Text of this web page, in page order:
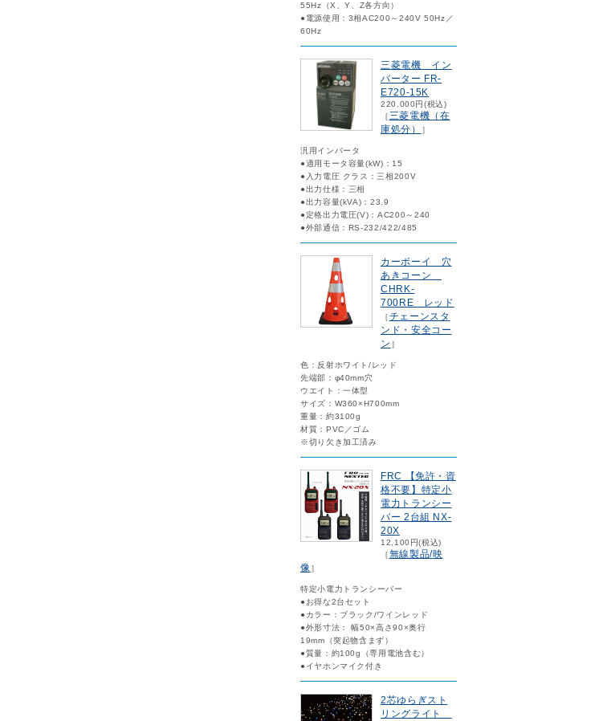
55Hz（X、Y、Z各方向）
●電源使用：3相AC200～240V 50Hz／
60Hz
三菱電機 イン
バーター FR-
E720-15K
220,000円(税込)
［三菱電機（在
庫処分）
］
汎用インバータ
●適用モータ容量(kW)：15
●入力電圧 クラス：三相200V
●出力仕様：三相
●出力容量(kVA)：23.9
●定格出力電圧(V)：AC200～240
●外部通信：RS-232/422/485
カーボーイ 穴
あきコーン
CHRK-
700RE レッド
［チェーンスタ
ンド・安全コー
ン ］
色：反射ホワイト/レッド
先端部：φ40mm穴
ウエイト：一体型
サイズ：W360×H700mm
重量：約3100g
材質：PVC／ゴム
※切り欠き加工済み
FRC 【免許・資
格不要】特定小
電力トランシー
バー 2台組 NX-
20X
12,100円(税込)
［無線製品/映
像］
特定小電力トランシーバー
●お得な2台セット
●カラー：ブラック/ワインレッド
●外形寸法： 幅50×高さ90×奥行
19mm（突起物含まず）
●質量：約100g（専用電池含む）
●イヤホンマイク付き
2芯ゆらぎスト
リングライト